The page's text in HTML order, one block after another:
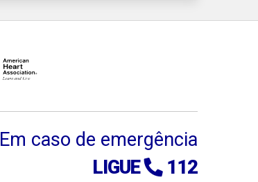
Em caso de emergência
LIGUE
112